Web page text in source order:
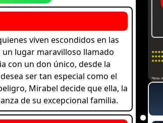
viven escondidos en las
un lugar maravilloso llamado
con un don único, desde la
ser tan especial como el
Mirabel decide que ella, la
de su excepcional familia.